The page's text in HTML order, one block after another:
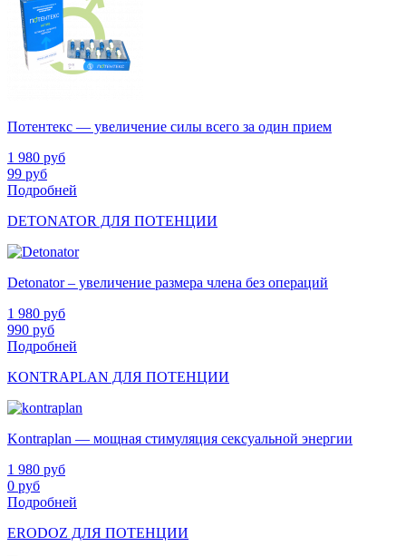
Потентекс — увеличение силы всего за один прием
1 980 руб
99 руб
Подробней
DETONATOR ДЛЯ ПОТЕНЦИИ
Detonator – увеличение размера члена без операций
1 980 руб
990 руб
Подробней
KONTRAPLAN ДЛЯ ПОТЕНЦИИ
Kontraplan — мощная стимуляция сексуальной энергии
1 980 руб
0 руб
Подробней
ERODOZ ДЛЯ ПОТЕНЦИИ